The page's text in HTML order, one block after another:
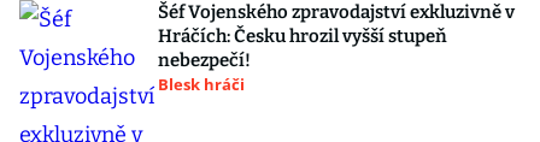
Šéf Vojenského zpravodajství exkluzivně v
Hráčích: Česku hrozil vyšší stupeň
nebezpečí!
Blesk hráči